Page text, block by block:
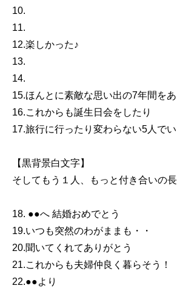
10.
11.
12.楽しかった♪
13.
14.
15.ほんとに素敵な思い出の7年間をあ
16.これからも誕生日会をしたり
17.旅行に行ったり変わらない5人で
【黒背景白文字】
そしてもう１人、もっと付き合いの
18. ●●へ 結婚おめでとう
19.いつも突然のわがままも・・
20.聞いてくれてありがとう
21.これからも夫婦仲良く暮らそう！
22.●●より